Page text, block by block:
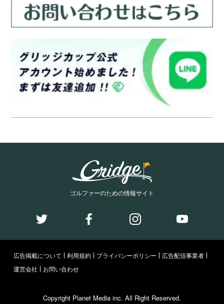
ゴルファーのための情報サイト
広告掲載について 利用規約 プライバシーポリシー
広告配信事業者
運営会社
お問い合わせ
Copyright Planet Media inc. All Right Reserved.